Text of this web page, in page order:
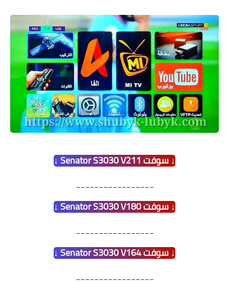
↓ سوفت Senator S3030 V211 ↓
_________________
↓ سوفت Senator S3030 V180 ↓
_________________
↓ سوفت Senator S3030 V164 ↓
_________________